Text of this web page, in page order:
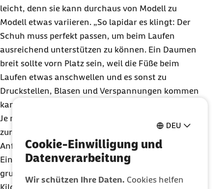
DEU
Cookie-Einwilligung und
Datenverarbeitung
Wir schützen Ihre Daten. Cookies helfen
leicht, denn sie kann durchaus von Modell zu
Modell etwas variieren. „So lapidar es klingt: Der
Schuh muss perfekt passen, um beim Laufen
ausreichend unterstützen zu können. Ein Daumen
breit sollte vorn Platz sein, weil die Füße beim
Laufen etwas anschwellen und es sonst zu
Druckstellen, Blasen und Verspannungen kommen
kann“, so Möhlendick.
Je nachdem, wie viele Kilometer wöchentlich
zurückgelegt werden, unterscheiden sich auch die
Anforderungen, die an den Schuh gestellt werden.
Eine gute Qualität und Passform sind
grundsätzlich wichtig. Doch wer täglich einige
Kilometer läuft, sollte Schuhe kaufen, die